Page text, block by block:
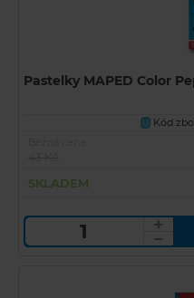
Pastelky MAPED Color
U Kód
SKLADEM